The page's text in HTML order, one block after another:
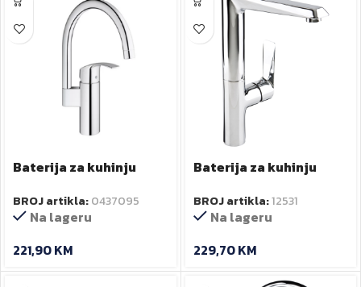
Baterija za kuhinju
visoki izljev
BROJ artikla:0437095
Na lageru
221,90KM
Baterija za kuhinju
BROJ artikla:12531
Na lageru
229,70KM